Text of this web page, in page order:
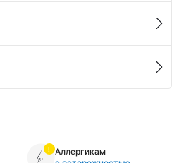
Аллергикам